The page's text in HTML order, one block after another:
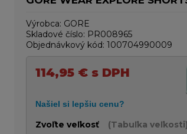
Výrobca: GORE
Skladové číslo: PR008965
Objednávkový kód: 100704990009
114,95 €s DPH
Zvoľte veľkosť
(Tabuľka veľkosti)